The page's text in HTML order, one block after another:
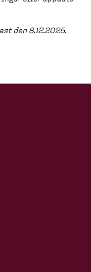
den 8.12.2025.